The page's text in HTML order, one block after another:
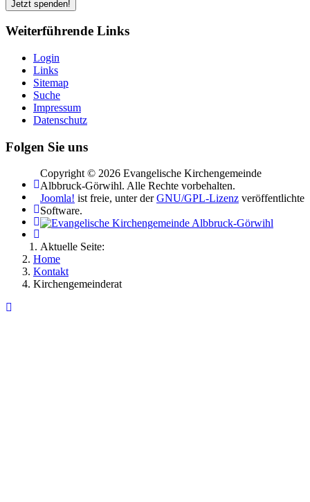
Weiterführende Links
Login
Links
Sitemap
Suche
Impressum
Datenschutz
Folgen Sie uns
Copyright © 2026 Evangelische Kirchengemeinde
Albbruck-Görwihl. Alle Rechte vorbehalten.
Joomla! ist freie, unter derGNU/GPL-Lizenz veröffentlichte
Software.
Aktuelle Seite:
Home
Kontakt
Kirchengemeinderat